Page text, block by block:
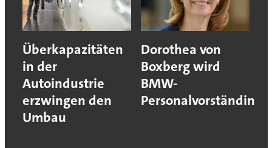
Überkapazitäten
in der
Autoindustrie
erzwingen den
Umbau
Dorothea von
Boxberg wird
BMW-
Personalvorständin